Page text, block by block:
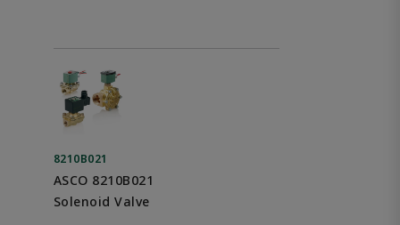
8210B021
ASCO 8210B021
Solenoid Valve